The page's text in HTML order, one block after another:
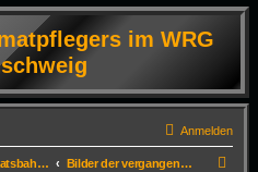
im WRG
Anmelden
3. Der erste Staatsbahnhof Deutschlands in Braunschweig Bilder der vergangenen Veranstaltungen ab dem Jahr 2019